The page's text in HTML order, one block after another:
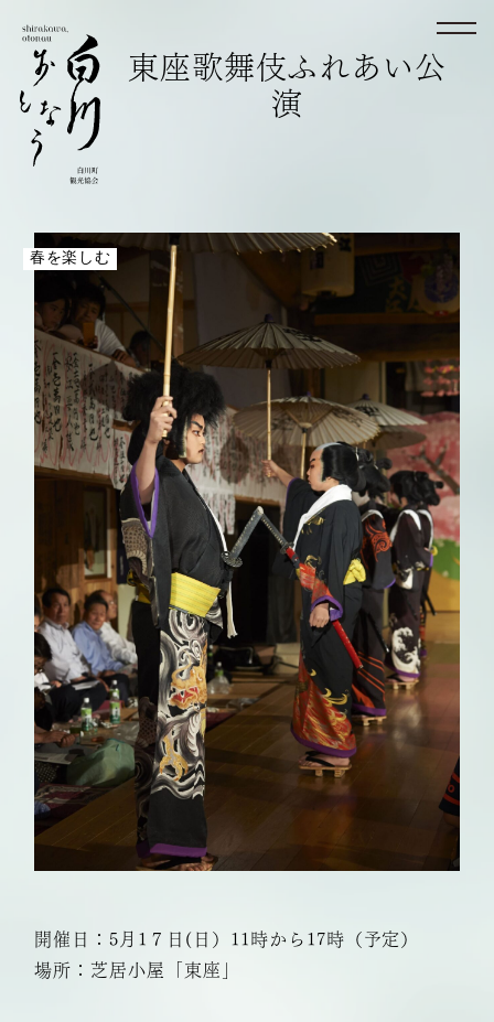
東座歌舞伎ふれあい公
演
春を楽しむ
開催日：5月1７日(日）11時から17時（予定）
場所：芝居小屋「東座」